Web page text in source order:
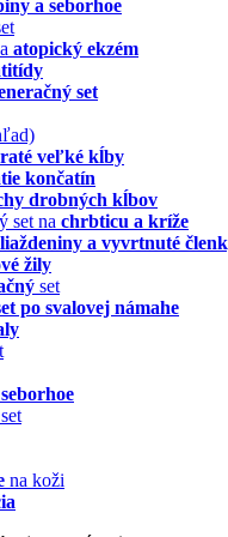
a seborhoe
atopický ekzém
set
veľké kĺby
končatín
drobných kĺbov
set na chrbticu a kríže
a vyvrtnuté
žily
set
po svalovej námahe
set
na koži